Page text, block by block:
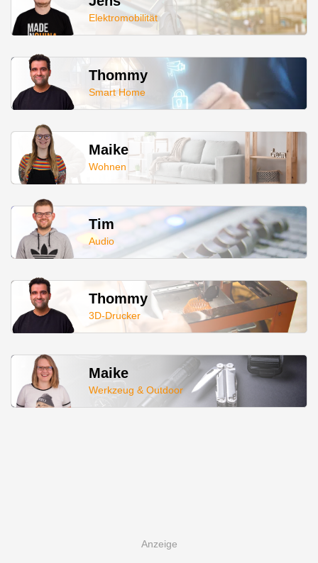
Elektromobilität
Thommy
Smart Home
Maike
Wohnen
Tim
Audio
Thommy
3D-Drucker
Maike
Werkzeug & Outdoor